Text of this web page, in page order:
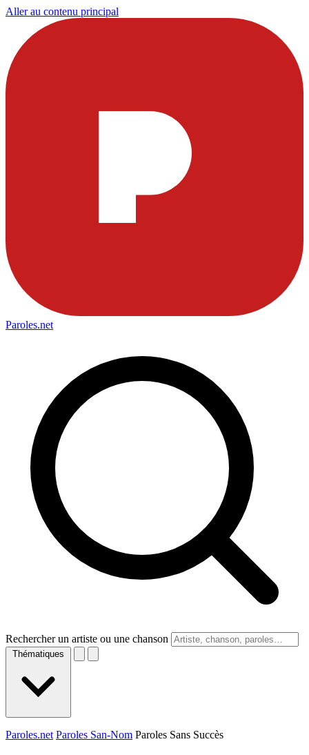
Aller au contenu principal
Paroles.net
Rechercher un artiste ou une chanson
Thématiques
Paroles.net Paroles San-Nom Paroles Sans Succès